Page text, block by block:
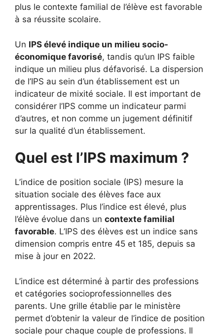
plus le contexte familial de l’élève est favorable
à sa réussite scolaire.
Un IPS élevé indique un milieu socio-
économique favorisé, tandis qu’un IPS faible
indique un milieu plus défavorisé. La dispersion
de l’IPS au sein d’un établissement est un
indicateur de mixité sociale. Il est important de
considérer l’IPS comme un indicateur parmi
d’autres, et non comme un jugement définitif
sur la qualité d’un établissement.
Quel est l’IPS maximum ?
L’indice de position sociale (IPS) mesure la
situation sociale des élèves face aux
apprentissages. Plus l’indice est élevé, plus
l’élève évolue dans un contexte familial
favorable. L’IPS des élèves est un indice sans
dimension compris entre 45 et 185, depuis sa
mise à jour en 2022.
L’indice est déterminé à partir des professions
et catégories socioprofessionnelles des
parents. Une grille établie par le ministère
permet d’obtenir la valeur de l’indice de position
sociale pour chaque couple de professions. Il